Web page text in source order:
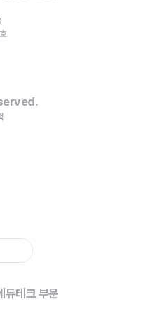
테크 부문